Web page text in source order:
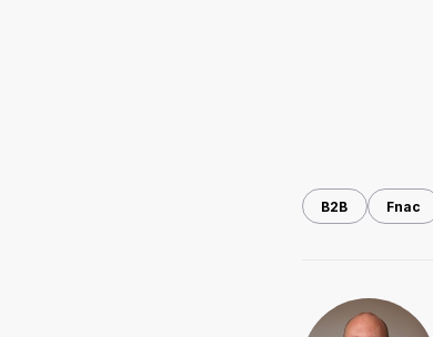
B2B Fnac